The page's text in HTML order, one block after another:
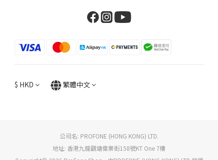
$ HKD 繁體中文
公司名: PROFONE (HONG KONG) LTD.
地址: 香港九龍觀塘偉業街158號KT One 7樓